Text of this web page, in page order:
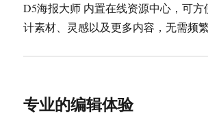
D5海报大师 内置在线资源中心，可
计素材、灵感以及更多内容，无需频
专业的编辑体验